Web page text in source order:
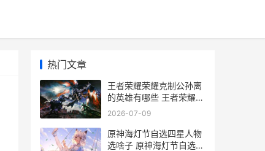
热门文章
王者荣耀荣耀克制公孙离
的英雄有哪些 王者荣耀克
制是什么意思
2026-07-09
原神海灯节自选四星人物
选啥子 原神海灯节自选四